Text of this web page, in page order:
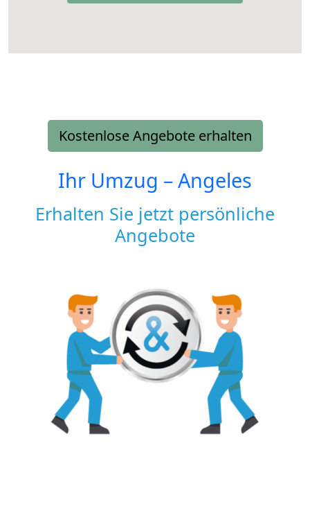
Kostenlose Angebote erhalten
Ihr Umzug –Angeles
Erhalten Sie jetzt persönliche
Angebote